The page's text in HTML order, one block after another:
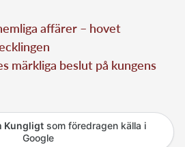
affärer – hovet
märkliga beslut på kungens
Kungligtsom föredragen källa i
Google